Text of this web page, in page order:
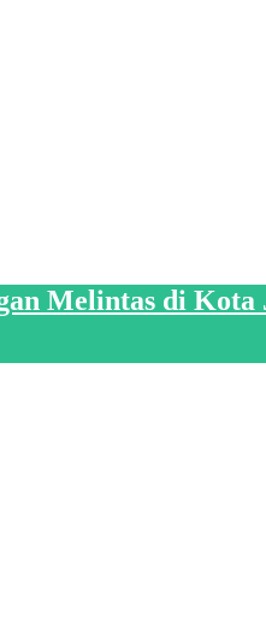
Melintas di